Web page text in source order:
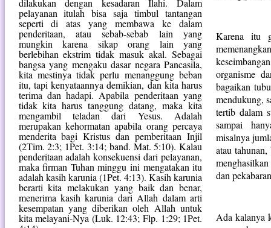
dilakukan dengan kesadaran Ilahi. Dalam
pelayanan itulah bisa saja timbul tantangan
seperti di atas yang membawa ke dalam
penderitaan, atau sebab-sebab lain yang
mungkin karena sikap orang lain yang
berlebihan ekstrim tidak masuk akal. Sebagai
bangsa yang mengaku dasar negara Pancasila,
kita mestinya tidak perlu menanggung beban
itu, tapi kenyataannya demikian, dan kita harus
terima dan hadapi. Apabila penderitaan yang
tidak kita harus tanggung datang, maka kita
mengambil teladan dari Yesus. Adalah
merupakan kehormatan apabila orang percaya
menderita bagi Kristus dan pemberitaan Injil
(2Tim. 2:3; 1Pet. 3:14; band. Mat. 5:10). Kalau
penderitaan adalah konsekuensi dari pelayanan,
maka firman Tuhan minggu ini mengatakan itu
adalah kasih karunia (1Pet. 4:13). Kasih karunia
berarti kita melakukan yang baik dan benar,
menerima kasih karunia dari Allah dalam arti
kesempatan yang diberikan oleh Allah untuk
kita melayani-Nya (Luk. 12:43; Flp. 1:29; 1Pet.
Karena itu
organisme
bagaikan
mendukung,
tertib dalam
sampai
misalnya
atau
dan
Ada kalanya